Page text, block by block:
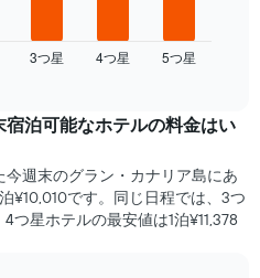
3​つ星​ 4​つ星​ 5​つ星​
泊可能な​ホテル​の料金はい
今週末のグラン・カナリア島​にあ
¥10,010です。同じ日程では、3つ
つ星ホテル​の最安値​は1泊¥11,378​​